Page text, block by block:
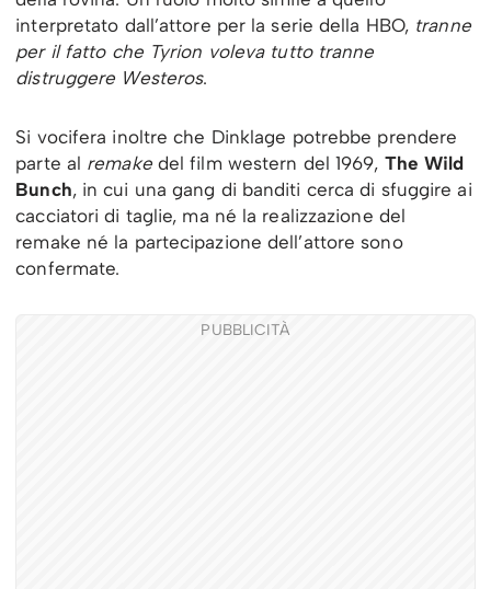
interpretato dall’attore per la serie della HBO, tranne
per il fatto che Tyrion voleva tutto tranne
distruggere Westeros.
Si vocifera inoltre che Dinklage potrebbe prendere
parte al remake del film western del 1969, The Wild
Bunch, in cui una gang di banditi cerca di sfuggire ai
cacciatori di taglie, ma né la realizzazione del
remake né la partecipazione dell’attore sono
confermate.
PUBBLICITÀ